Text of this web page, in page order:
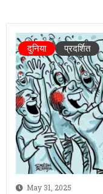
May 31, 2025
दुनिया प्रदर्शित